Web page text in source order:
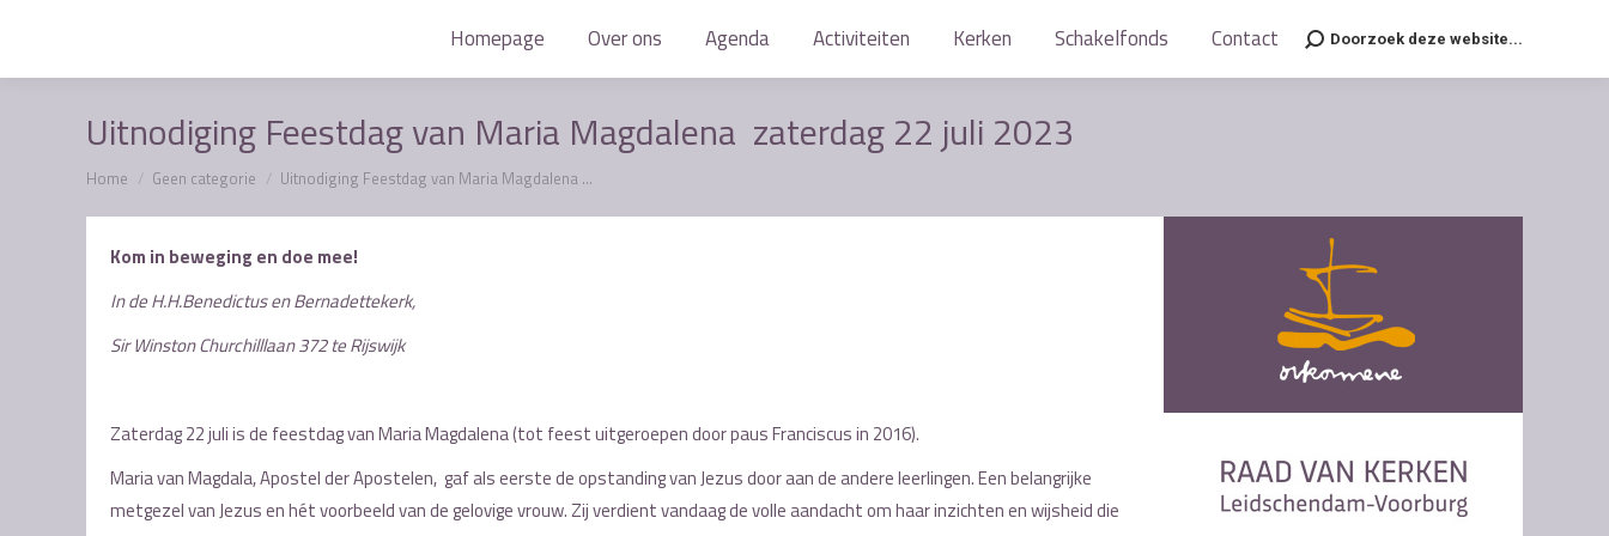
Homepage Over ons Agenda Activiteiten Kerken Schakelfonds Contact Search:Doorzoek deze website...
Uitnodiging Feestdag van Maria Magdalena zaterdag 22 juli 2023
Je bent hier:
Home Geen categorie Uitnodiging Feestdag van Maria Magdalena …
Kom in beweging en doe mee!
In de H.H.Benedictus en Bernadettekerk,
Sir Winston Churchilllaan 372 te Rijswijk
Zaterdag 22 juli is de feestdag van Maria Magdalena (tot feest uitgeroepen door paus Franciscus in 2016).
Maria van Magdala, Apostel der Apostelen, gaf als eerste de opstanding van Jezus door aan de andere leerlingen. Een belangrijke
metgezel van Jezus en hét voorbeeld van de gelovige vrouw. Zij verdient vandaag de volle aandacht om haar inzichten en wijsheid die
Homepage Over ons Agenda Activiteiten Kerken Schakelfonds Contact Search:Doorzoek deze website...